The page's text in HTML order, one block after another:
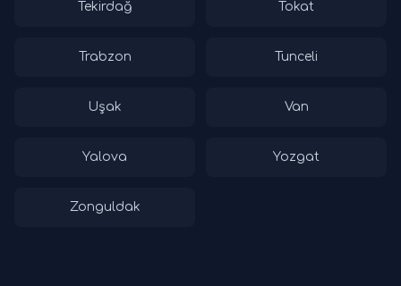
Tekirdağ Tokat
Trabzon Tunceli
Uşak Van
Yalova Yozgat
Zonguldak